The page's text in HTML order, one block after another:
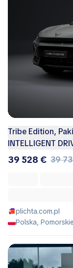
Tribe Edition,
INTELLIGENT
39 528 € 39
plichta.com.pl
Polska,